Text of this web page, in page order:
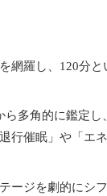
網羅し、120分と
ら多角的に鑑定し
行催眠」や「エ
ージを劇的にシ